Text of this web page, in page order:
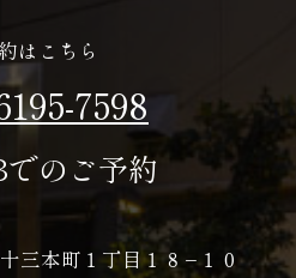
はこちら
7598
のご予約
三本町１丁目１８−１０